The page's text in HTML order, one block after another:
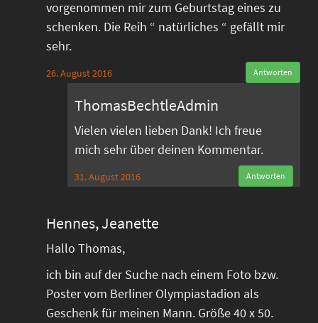
vorgenommen mir zum Geburtstag eines zu
schenken. Die Reih “ natürliches “ gefällt mir
sehr.
26. August 2016 Antworten
ThomasBechtleAdmin
Vielen vielen lieben Dank! Ich freue
mich sehr über deinen Kommentar.
31. August 2016 Antworten
Hennes, Jeanette
Hallo Thomas,
ich bin auf der Suche nach einem Foto bzw.
Poster vom Berliner Olympiastadion als
Geschenk für meinen Mann. Größe 40 x 50.